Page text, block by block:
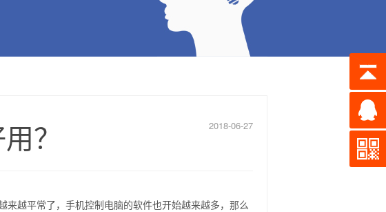
2018-06-27
？
越平常了，手机控制电脑的软件也开始越来越多，那么